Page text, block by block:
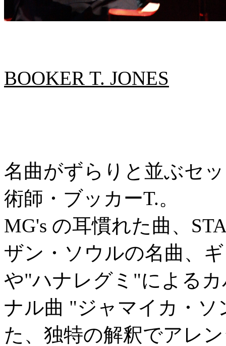
BOOKER T. JONES
名曲がずらりと並ぶセ
術師・ブッカーT.。
MG's の耳慣れた曲、
ザン・ソウルの名曲、
や"ハナレグミ"による
ナル曲 "ジャマイカ・
た、独特の解釈でアレ